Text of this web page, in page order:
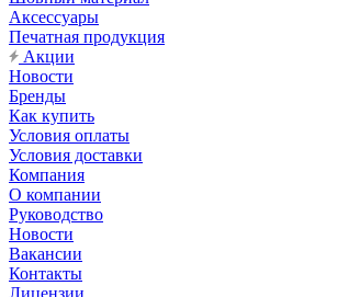
Аксессуары
Печатная продукция
Акции
Новости
Бренды
Как купить
Условия оплаты
Условия доставки
Компания
О компании
Руководство
Новости
Вакансии
Контакты
Лицензии